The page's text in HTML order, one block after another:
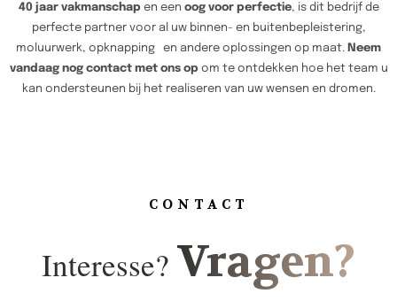
40 jaar vakmanschap en een oog voor perfectie, is dit bedrijf de
perfecte partner voor al uw binnen- en buitenbepleistering,
moluurwerk, opknapping en andere oplossingen op maat. Neem
vandaag nog contact met ons op om te ontdekken hoe het team u
kan ondersteunen bij het realiseren van uw wensen en dromen.
CONTACT
Interesse? Vragen?